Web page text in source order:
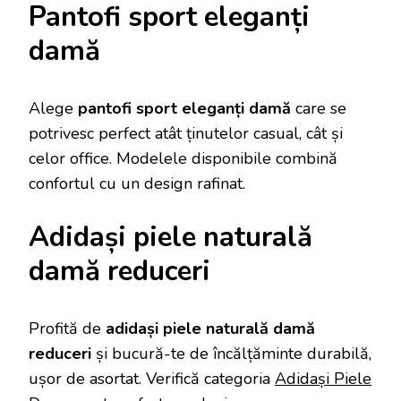
Pantofi sport eleganți
damă
Alege pantofi sport eleganți damă care se
potrivesc perfect atât ținutelor casual, cât și
celor office. Modelele disponibile combină
confortul cu un design rafinat.
Adidași piele naturală
damă reduceri
Profită de adidași piele naturală damă
reduceri și bucură-te de încălțăminte durabilă,
ușor de asortat. Verifică categoria Adidași Piele